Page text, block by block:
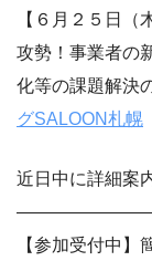
【６月２５日
攻勢！事業者の
化等の課題解
グSALOON札幌
近日中に詳細案
【参加受付中】